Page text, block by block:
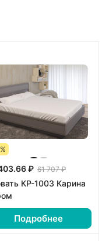
₽ 61 707 ₽
КР-1003 Карина
Подробнее